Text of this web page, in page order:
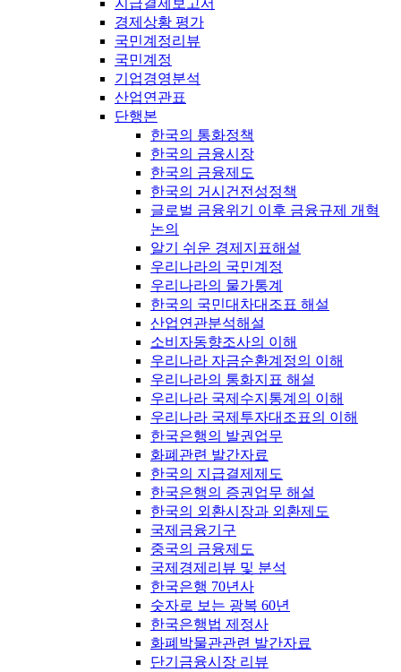
지급결제보고서
경제상황 평가
국민계정리뷰
국민계정
기업경영분석
산업연관표
단행본
한국의 통화정책
한국의 금융시장
한국의 금융제도
한국의 거시건전성정책
글로벌 금융위기 이후 금융규제 개혁
논의
알기 쉬운 경제지표해설
우리나라의 국민계정
우리나라의 물가통계
한국의 국민대차대조표 해설
산업연관분석해설
소비자동향조사의 이해
우리나라 자금순환계정의 이해
우리나라의 통화지표 해설
우리나라 국제수지통계의 이해
우리나라 국제투자대조표의 이해
한국은행의 발권업무
화폐관련 발간자료
한국의 지급결제제도
한국은행의 증권업무 해설
한국의 외환시장과 외환제도
국제금융기구
중국의 금융제도
국제경제리뷰 및 분석
한국은행 70년사
숫자로 보는 광복 60년
한국은행법 제정사
화폐박물관관련 발간자료
단기금융시장 리뷰